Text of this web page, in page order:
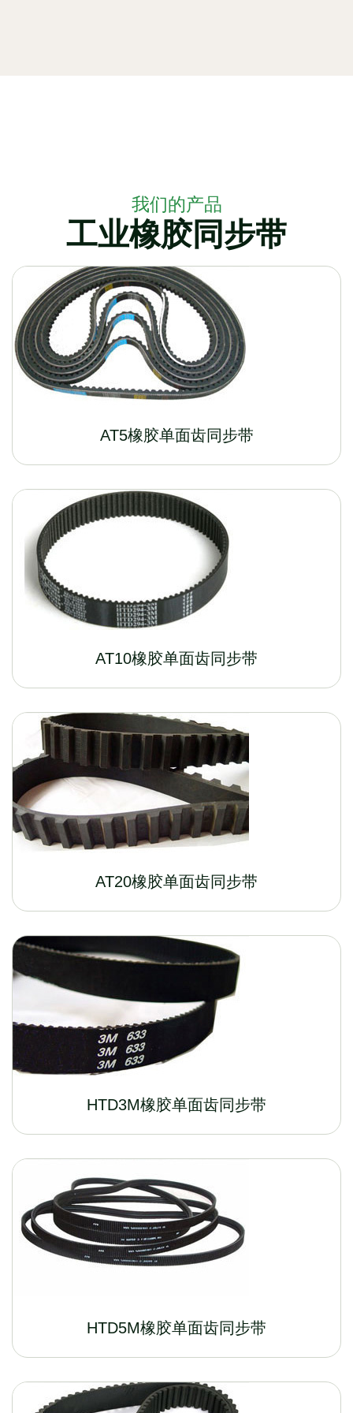
我们的产品
工业橡胶同步带
AT5橡胶单面齿同步带
AT10橡胶单面齿同步带
AT20橡胶单面齿同步带
HTD3M橡胶单面齿同步带
HTD5M橡胶单面齿同步带